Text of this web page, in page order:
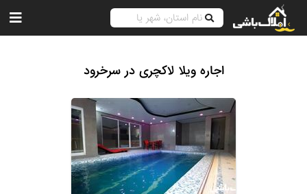
اجاره ویلا لاکچری در سرخرود